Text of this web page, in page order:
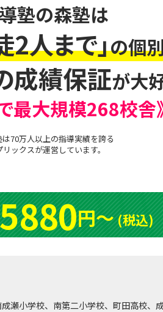
塾の森塾は
2人まで」の個
成績保証が大
最大規模268校舎
70万人以上の指導実績を誇る
リックスが運営しています。
円〜(税込)
瀬小学校、南第二小学校、町田高校、